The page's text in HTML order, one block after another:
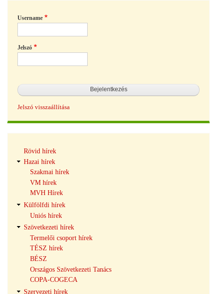
Username
Jelszó
Jelszó visszaállítása
navigáció
Rövid hírek
Hazai hírek
Szakmai hírek
VM hírek
MVH Hírek
Külfölfdi hírek
Uniós hírek
Szövetkezeti hírek
Termelői csoport hírek
TÉSZ hírek
BÉSZ
Országos Szövetkezeti Tanács
COPA-COGECA
Szervezeti hírek